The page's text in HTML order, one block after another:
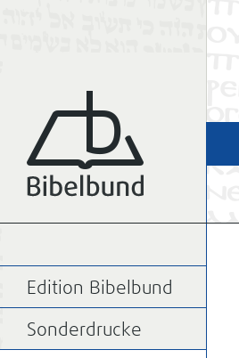
Edition Bibelbund
Sonderdrucke